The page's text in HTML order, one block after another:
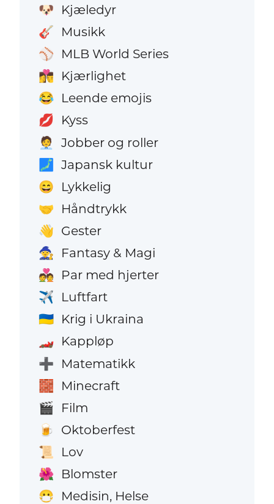
🐶 Kjæledyr
🎸 Musikk
⚾ MLB World Series
👩‍❤️‍💋‍👨 Kjærlighet
😂 Leende emojis
💋 Kyss
🧑‍💼 Jobber og roller
🗾 Japansk kultur
😄 Lykkelig
🤝 Håndtrykk
👋 Gester
🧙 Fantasy & Magi
💑 Par med hjerter
✈️ Luftfart
🇺🇦 Krig i Ukraina
🏎️ Kappløp
➕ Matematikk
🧱 Minecraft
🎬 Film
🍺 Oktoberfest
📜 Lov
🌺 Blomster
😷 Medisin, Helse